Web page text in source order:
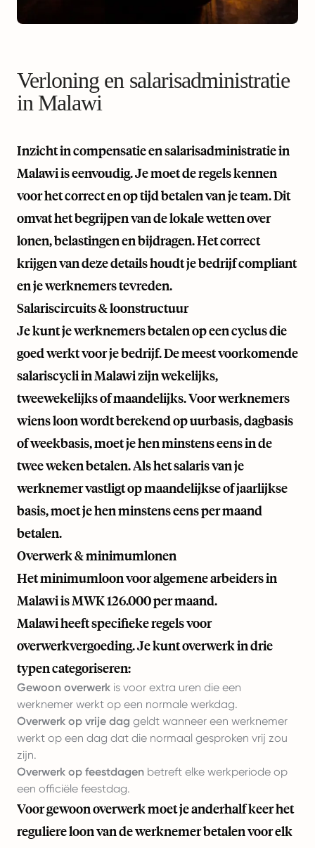
Verloning en salarisadministratie
in Malawi
Inzicht in compensatie en salarisadministratie in
Malawi is eenvoudig. Je moet de regels kennen
voor het correct en op tijd betalen van je team. Dit
omvat het begrijpen van de lokale wetten over
lonen, belastingen en bijdragen. Het correct
krijgen van deze details houdt je bedrijf compliant
en je werknemers tevreden.
Salariscircuits & loonstructuur
Je kunt je werknemers betalen op een cyclus die
goed werkt voor je bedrijf. De meest voorkomende
salariscycli in Malawi zijn wekelijks,
tweewekelijks of maandelijks. Voor werknemers
wiens loon wordt berekend op uurbasis, dagbasis
of weekbasis, moet je hen minstens eens in de
twee weken betalen. Als het salaris van je
werknemer vastligt op maandelijkse of jaarlijkse
basis, moet je hen minstens eens per maand
betalen.
Overwerk & minimumlonen
Het minimumloon voor algemene arbeiders in
Malawi is MWK 126.000 per maand.
Malawi heeft specifieke regels voor
overwerkvergoeding. Je kunt overwerk in drie
typen categoriseren:
Gewoon overwerk is voor extra uren die een
werknemer werkt op een normale werkdag.
Overwerk op vrije dag geldt wanneer een werknemer
werkt op een dag dat die normaal gesproken vrij zou
zijn.
Overwerk op feestdagen betreft elke werkperiode op
een officiële feestdag.
Voor gewoon overwerk moet je anderhalf keer het
reguliere loon van de werknemer betalen voor elk